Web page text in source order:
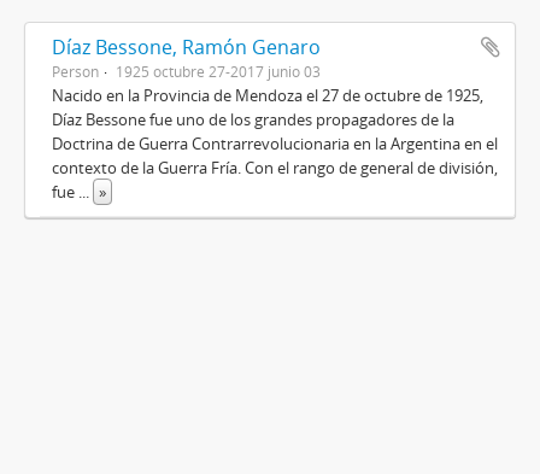
Díaz Bessone, Ramón Genaro
Person 1925 octubre 27-2017 junio 03
Nacido en la Provincia de Mendoza el 27 de octubre de 1925,
Díaz Bessone fue uno de los grandes propagadores de la
Doctrina de Guerra Contrarrevolucionaria en la Argentina en el
contexto de la Guerra Fría. Con el rango de general de división,
fue ... »